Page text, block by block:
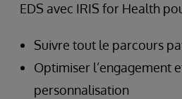
EDS avec IRIS for Health
Suivre tout le parcours
Optimiser l’engagement
personnalisation